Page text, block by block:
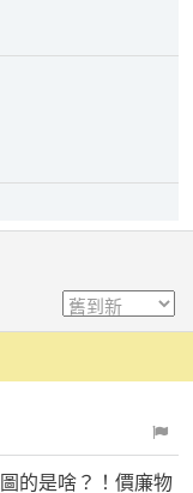
的是啥？！價廉物